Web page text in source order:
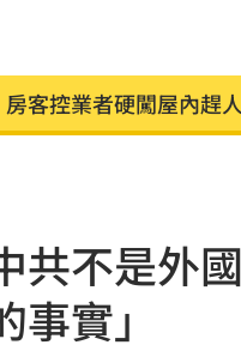
客控業者硬闖屋內趕人
9死 12歲女童不治
背板誤植HappiMess
之亂 醫：3類人勿亂喝
共不是外
事實」